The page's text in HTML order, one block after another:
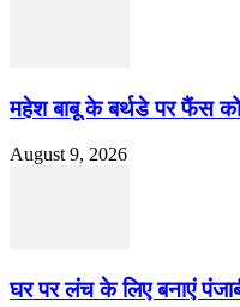
महेश बाबू के बर्थडे पर फैंस को
August 9, 2026
घर पर लंच के लिए बनाएं